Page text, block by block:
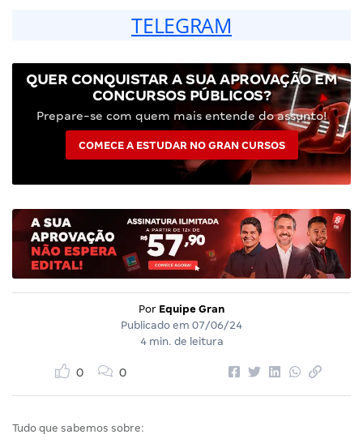
TELEGRAM
QUER CONQUISTAR A SUA APROVAÇÃO EM
CONCURSOS PÚBLICOS?
Prepare-se com quem mais entende do assunto!
COMECE A ESTUDAR NO GRAN CURSOS
Por Equipe Gran
Publicado em 07/06/24
4 min. de leitura
0 0
Tudo que sabemos sobre: